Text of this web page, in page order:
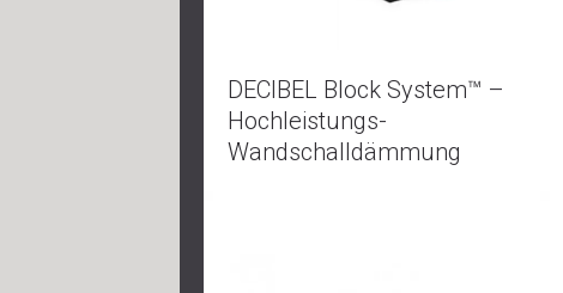
DECIBEL Block System™ –
Hochleistungs-
Wandschalldämmung